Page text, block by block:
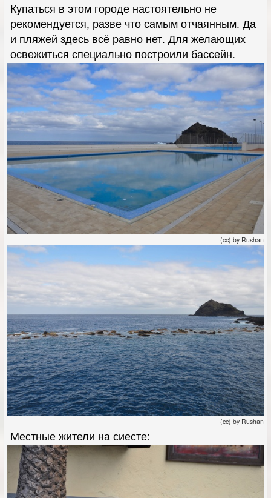
Купаться в этом городе настоятельно не
рекомендуется, разве что самым отчаянным. Да
и пляжей здесь всё равно нет. Для желающих
освежиться специально построили бассейн.
(cc) by Rushan
(cc) by Rushan
Местные жители на сиесте: